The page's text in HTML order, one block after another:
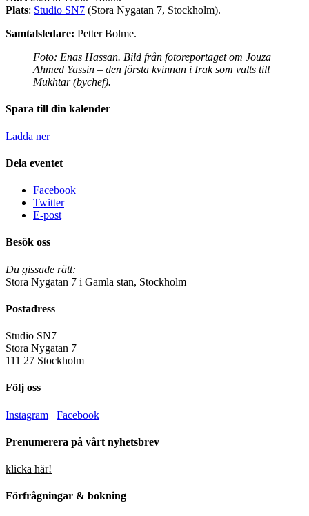
Plats: Studio SN7 (Stora Nygatan 7, Stockholm).
Samtalsledare: Petter Bolme.
Foto: Enas Hassan. Bild från fotoreportaget om Jouza
Ahmed Yassin – den första kvinnan i Irak som valts till
Mukhtar (bychef).
Spara till din kalender
Ladda ner
Dela eventet
Facebook
Twitter
E-post
Besök oss
Du gissade rätt:
Stora Nygatan 7 i Gamla stan, Stockholm
Postadress
Studio SN7
Stora Nygatan 7
111 27 Stockholm
Följ oss
Instagram Facebook
Prenumerera på vårt nyhetsbrev
klicka här!
Förfrågningar & bokning